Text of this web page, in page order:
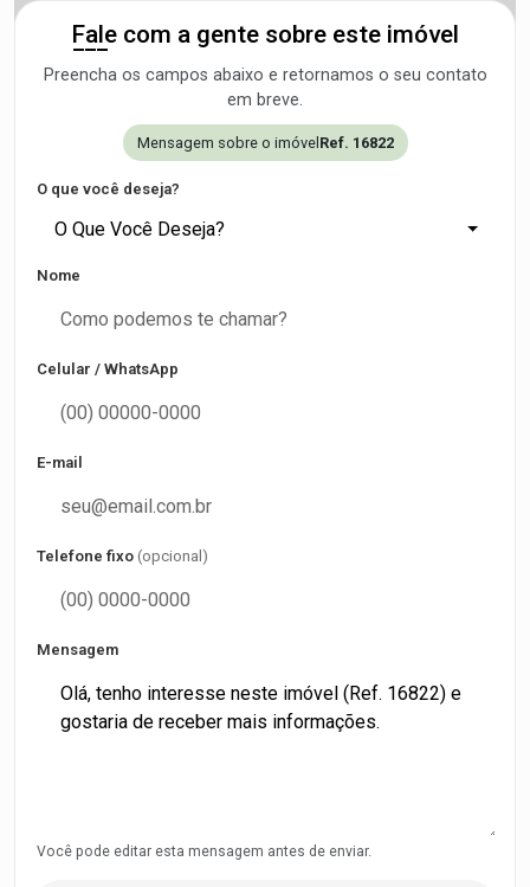
Fale com a gente sobre este imóvel
Preencha os campos abaixo e retornamos o seu contato
em breve.
Mensagem sobre o imóvel Ref. 16822
O que você deseja?
O Que Você Deseja?
Nome
Celular / WhatsApp
E-mail
Telefone fixo (opcional)
Mensagem
Você pode editar esta mensagem antes de enviar.